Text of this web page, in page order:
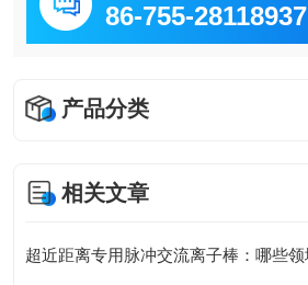
86-755-28118937
产品分类
相关文章